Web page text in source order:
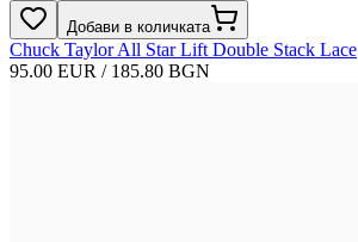
Добави в количката
Chuck Taylor All Star Lift Double Stack Lace
95.00 EUR / 185.80 BGN